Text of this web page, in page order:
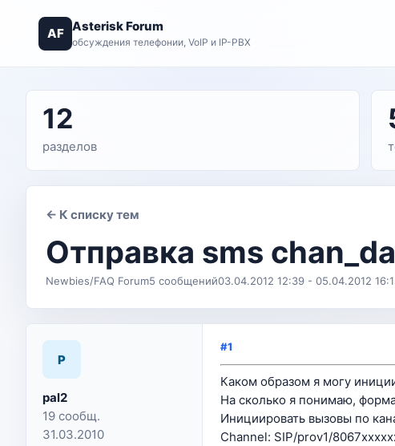
AF Asterisk Forum
обсуждения телефонии, VoIP и IP-PBX
12
разделов
← К списку тем
Отправка sms
Newbies/FAQ Forum5 сообщений03.04.2012 12:39 - 05.04.2012
P
pal2
19 сообщ.
31.03.2010
#1
Каком образом я могу
На сколько я понимаю,
Инициировать вызовы по
Channel: SIP/prov1/